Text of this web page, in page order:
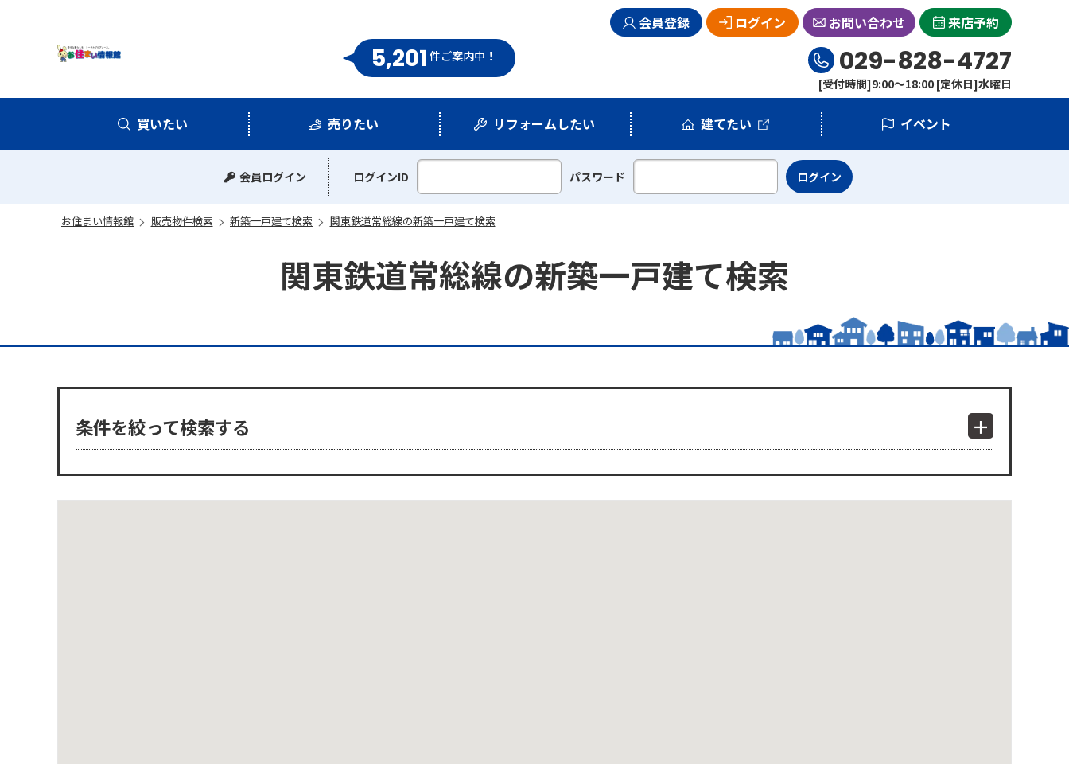
お住まい情報館
5,201 件ご案内中！
会員登録 ログイン お問い合わせ 来店予約
029-828-4727
[受付時間]9:00～18:00 [定休日]水曜日
買いたい
中古一戸建て
中古マンション
新築一戸建て
土地
売りたい リフォームしたい
シミュレーション
リフォームプラン
建てたい イベント
会員ログイン ログインID パスワード
お住まい情報館 販売物件検索 新築一戸建て検索 関東鉄道常総線の新築一戸建て検索
関東鉄道常総線の新築一戸建て検索
条件を絞って検索する